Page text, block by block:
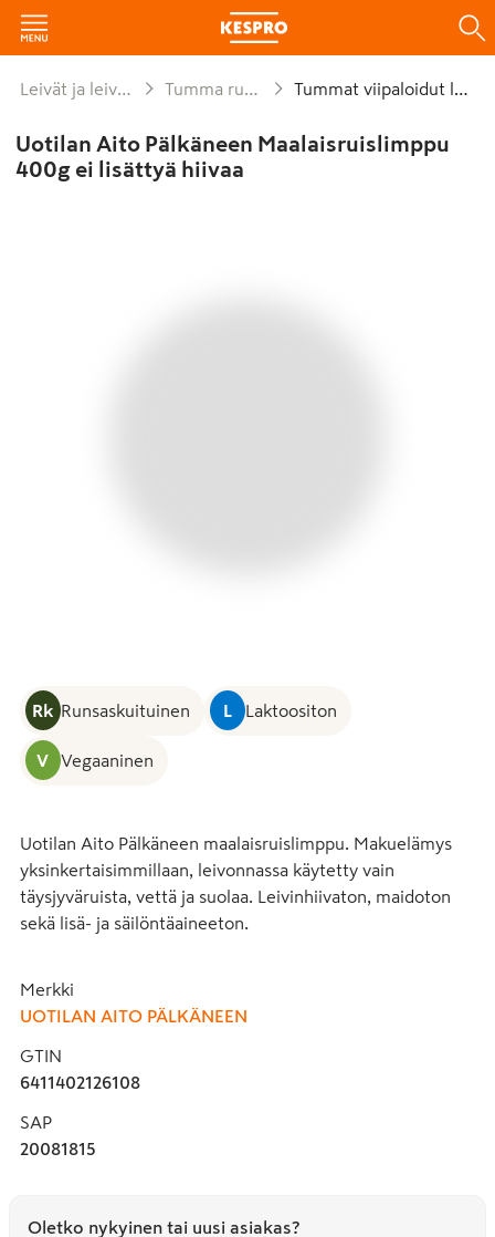
Leivät ja leivonnaiset Tumma ruokaleipä Tummat viipaloidut leivät
Uotilan Aito Pälkäneen Maalaisruislimppu
400g ei lisättyä hiivaa
Rk Runsaskuituinen L Laktoositon
V Vegaaninen
Uotilan Aito Pälkäneen maalaisruislimppu. Makuelämys
yksinkertaisimmillaan, leivonnassa käytetty vain
täysjyväruista, vettä ja suolaa. Leivinhiivaton, maidoton
sekä lisä- ja säilöntäaineeton.
Merkki
UOTILAN AITO PÄLKÄNEEN
GTIN
6411402126108
SAP
20081815
Oletko nykyinen tai uusi asiakas?